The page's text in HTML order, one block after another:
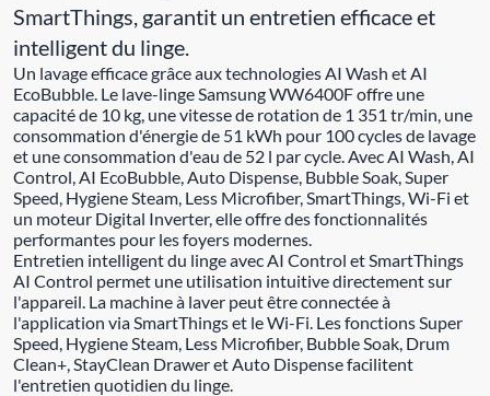
SmartThings, garantit un entretien efficace et
intelligent du linge.
Un lavage efficace grâce aux technologies AI Wash et AI
EcoBubble. Le lave-linge Samsung WW6400F offre une
capacité de 10 kg, une vitesse de rotation de 1 351 tr/min, une
consommation d'énergie de 51 kWh pour 100 cycles de lavage
et une consommation d'eau de 52 l par cycle. Avec AI Wash, AI
Control, AI EcoBubble, Auto Dispense, Bubble Soak, Super
Speed, Hygiene Steam, Less Microfiber, SmartThings, Wi-Fi et
un moteur Digital Inverter, elle offre des fonctionnalités
performantes pour les foyers modernes.
Entretien intelligent du linge avec AI Control et SmartThings
AI Control permet une utilisation intuitive directement sur
l'appareil. La machine à laver peut être connectée à
l'application via SmartThings et le Wi-Fi. Les fonctions Super
Speed, Hygiene Steam, Less Microfiber, Bubble Soak, Drum
Clean+, StayClean Drawer et Auto Dispense facilitent
l'entretien quotidien du linge.